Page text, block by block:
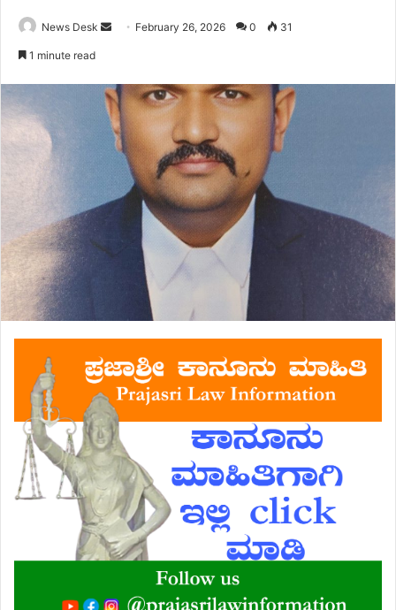
News Desk
Send February 26, 2026 0 31
1 minute read